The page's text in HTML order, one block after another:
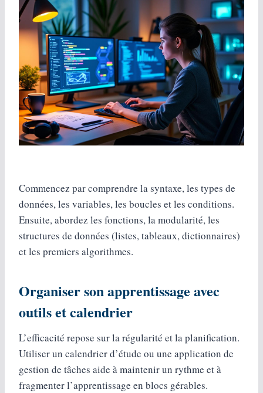
Commencez par comprendre la syntaxe, les types de
données, les variables, les boucles et les conditions.
Ensuite, abordez les fonctions, la modularité, les
structures de données (listes, tableaux, dictionnaires)
et les premiers algorithmes.
Organiser son apprentissage avec
outils et calendrier
L’efficacité repose sur la régularité et la planification.
Utiliser un calendrier d’étude ou une application de
gestion de tâches aide à maintenir un rythme et à
fragmenter l’apprentissage en blocs gérables.